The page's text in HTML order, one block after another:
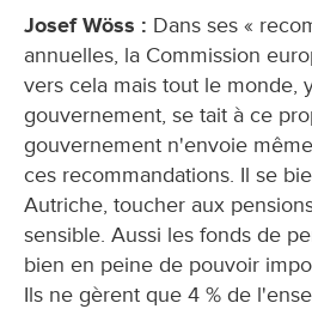
Josef Wöss : Dans ses «
annuelles, la Commission
vers cela mais tout le monde,
gouvernement, se tait à ce
gouvernement n'envoie
ces recommandations. Il se
Autriche, toucher aux
sensible. Aussi les fonds de
bien en peine de pouvoir
Ils ne gèrent que 4 % de